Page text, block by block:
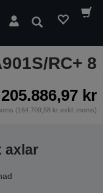
Sök
RC+ 8
205.886,97 kr
(164.709,58 kr exkl. moms)
axlar